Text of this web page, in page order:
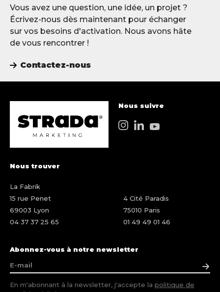
Vous avez une question, une idée, un projet ?
Écrivez-nous dès maintenant pour échanger
sur vos besoins d'activation. Nous avons hâte
de vous rencontrer !
Contactez-nous
Nous suivre
Nous trouver
La Fabrik
15 rue Penet
69003 Lyon
04 37 37 25 65
4 Cité Paradis
75010 Paris
01 49 49 01 46
Abonnez-vous à notre newsletter
En m'abonnant à la newsletter, j'accepte la politique de